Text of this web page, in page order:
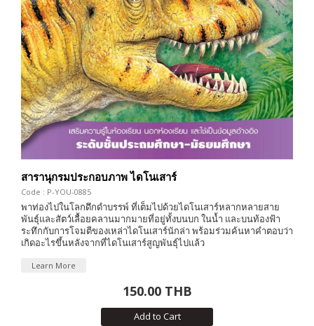
สารานุกรมประกอบภาพ ไดโนเสาร์
Code : P-YOU-0885
พาท่องไปในโลกดึกดำบรรพ์ ที่เต็มไปด้วยไดโนเสาร์หลากหลายสาย
พันธุ์และสัตว์เลื้อยคลานมากมายที่อยู่ทั้งบนบก ในน้ำ และบนท้องฟ้า
ระทึกกับการโจมตีของเหล่าไดโนเสาร์นักล่า พร้อมร่วมค้นหาคำตอบว่า
เกิดอะไรขึ้นหลังจากที่ไดโนเสาร์สูญพันธุ์ไปแล้ว
Learn More
150.00 THB
Add to Cart